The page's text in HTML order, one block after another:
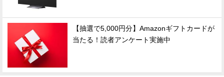
【抽選で5,000円分】Amazonギフトカードが
当たる！読者アンケート実施中